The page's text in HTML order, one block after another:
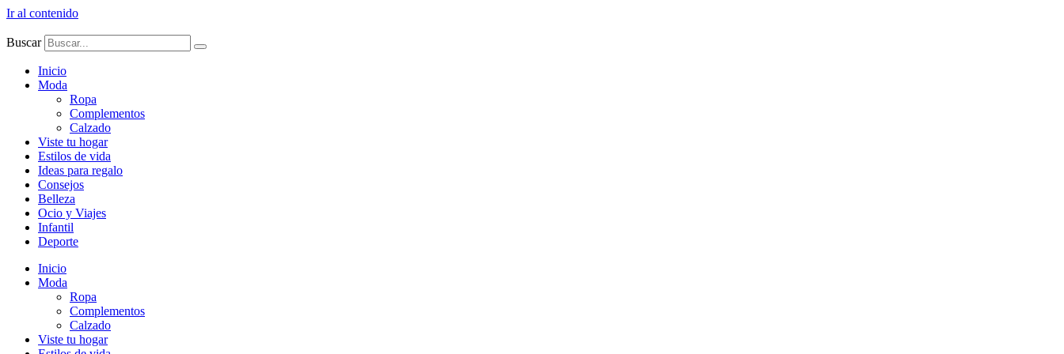
Ir al contenido
Buscar
Inicio
Moda
Ropa
Complementos
Calzado
Viste tu hogar
Estilos de vida
Ideas para regalo
Consejos
Belleza
Ocio y Viajes
Infantil
Deporte
Inicio
Moda
Ropa
Complementos
Calzado
Viste tu hogar